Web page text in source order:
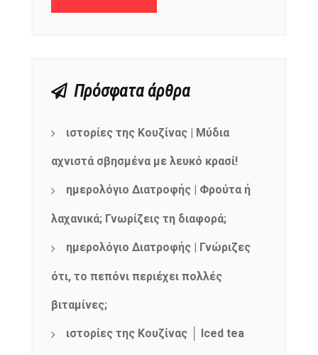
Πρόσφατα άρθρα
ιστορίες της Κουζίνας | Μύδια
αχνιστά σβησμένα με λευκό κρασί!
ημερολόγιο Διατροφής | Φρούτα ή
λαχανικά; Γνωρίζεις τη διαφορά;
ημερολόγιο Διατροφής | Γνώριζες
ότι, το πεπόνι περιέχει πολλές
βιταμίνες;
ιστορίες της Κουζίνας │ Iced tea